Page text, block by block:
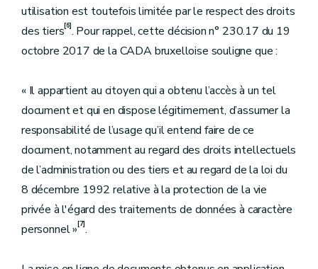
utilisation est toutefois limitée par le respect des droits
des tiers[6]. Pour rappel, cette décision n° 230.17 du 19
octobre 2017 de la CADA bruxelloise souligne que :
« Il appartient au citoyen qui a obtenu l’accès à un tel
document et qui en dispose légitimement, d’assumer la
responsabilité de l’usage qu’il entend faire de ce
document, notamment au regard des droits intellectuels
de l’administration ou des tiers et au regard de la loi du
8 décembre 1992 relative à la protection de la vie
privée à l'égard des traitements de données à caractère
personnel »[7].